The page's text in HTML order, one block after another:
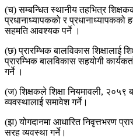
(च) सम्बन्धित स्थानीय तहभित्र
प्रधानाध्यापकको र प्रधानाध्यापकको
सहमति आवश्यक पर्ने ।
(छ) प्रारम्भिक बालविकास शिक्षालाई
प्रारम्भिक बालविकास सहयोगी
गर्ने ।
(ज) शिक्षकले शिक्षा नियमावली, २०५९
व्यवस्थालाई समावेश गर्ने।
(झ) योगदानमा आधारित निवृत्तभरण
सरह व्यवस्था गर्ने।